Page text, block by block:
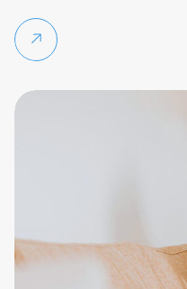
Weiterlesen